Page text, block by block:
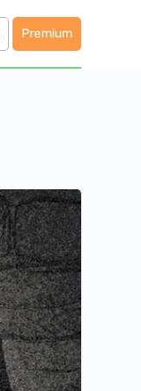
Premium